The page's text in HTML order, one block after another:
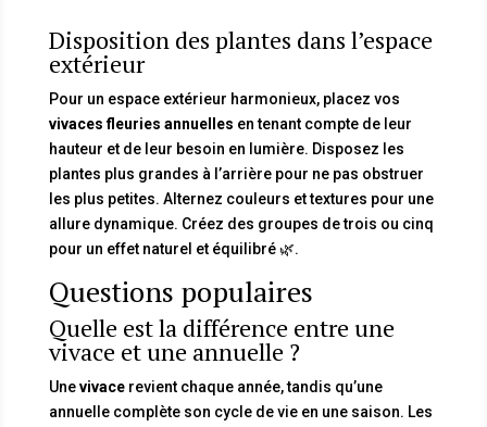
Disposition des plantes dans l’espace
extérieur
Pour un espace extérieur harmonieux, placez vos
vivaces fleuries annuelles en tenant compte de leur
hauteur et de leur besoin en lumière. Disposez les
plantes plus grandes à l’arrière pour ne pas obstruer
les plus petites. Alternez couleurs et textures pour une
allure dynamique. Créez des groupes de trois ou cinq
pour un effet naturel et équilibré 🌿.
Questions populaires
Quelle est la différence entre une
vivace et une annuelle ?
Unevivacerevient chaque année, tandis qu’une
annuelle complète son cycle de vie en une saison. Les